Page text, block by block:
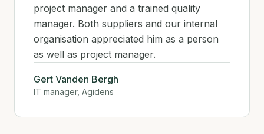
project manager and a trained quality
manager. Both suppliers and our internal
organisation appreciated him as a person
as well as project manager.
Gert Vanden Bergh
IT manager, Agidens